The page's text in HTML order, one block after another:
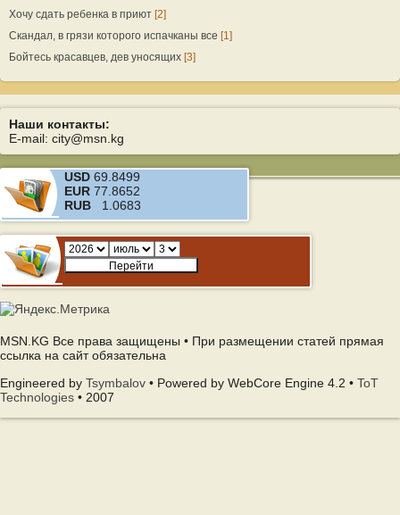
Хочу сдать ребенка в приют [2]
Скандал, в грязи которого испачканы все [1]
Бойтесь красавцев, дев уносящих [3]
Наши контакты:
E-mail: city@msn.kg
USD 69.8499
EUR 77.8652
RUB 1.0683
MSN.KG Все права защищены • При размещении статей прямая
ссылка на сайт обязательна
Engineered by Tsymbalov • Powered by WebCore Engine 4.2 • ToT
Technologies • 2007